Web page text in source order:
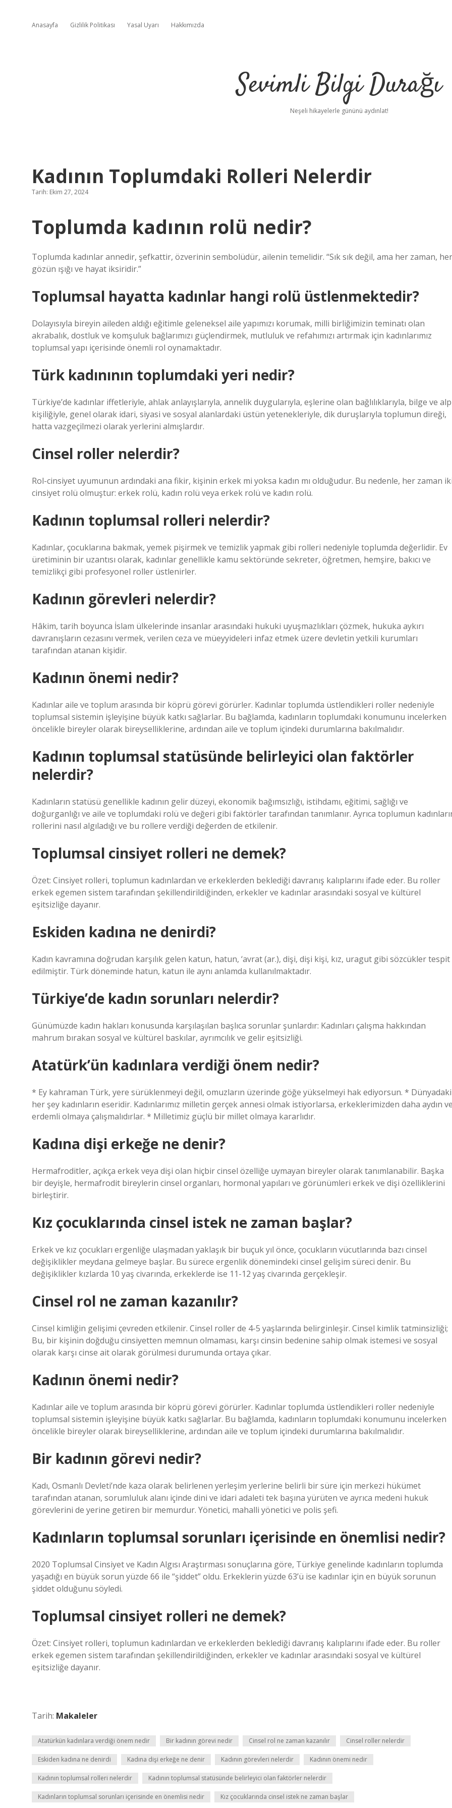
Anasayfa Gizlilik Politikası Yasal Uyarı Hakkımızda
Sevimli Bilgi Durağı
Neşeli hikayelerle gününü aydınlat!
Kadının Toplumdaki Rolleri Nelerdir
Tarih: Ekim 27, 2024
Toplumda kadının rolü nedir?
Toplumda kadınlar annedir, şefkattir, özverinin sembolüdür, ailenin temelidir. “Sık sık değil, ama her zaman, her
gözün ışığı ve hayat iksiridir.”
Toplumsal hayatta kadınlar hangi rolü üstlenmektedir?
Dolayısıyla bireyin aileden aldığı eğitimle geleneksel aile yapımızı korumak, milli birliğimizin teminatı olan
akrabalık, dostluk ve komşuluk bağlarımızı güçlendirmek, mutluluk ve refahımızı artırmak için kadınlarımız
toplumsal yapı içerisinde önemli rol oynamaktadır.
Türk kadınının toplumdaki yeri nedir?
Türkiye’de kadınlar iffetleriyle, ahlak anlayışlarıyla, annelik duygularıyla, eşlerine olan bağlılıklarıyla, bilge ve alp
kişiliğiyle, genel olarak idari, siyasi ve sosyal alanlardaki üstün yetenekleriyle, dik duruşlarıyla toplumun direği,
hatta vazgeçilmezi olarak yerlerini almışlardır.
Cinsel roller nelerdir?
Rol-cinsiyet uyumunun ardındaki ana fikir, kişinin erkek mi yoksa kadın mı olduğudur. Bu nedenle, her zaman
cinsiyet rolü olmuştur: erkek rolü, kadın rolü veya erkek rolü ve kadın rolü.
Kadının toplumsal rolleri nelerdir?
Kadınlar, çocuklarına bakmak, yemek pişirmek ve temizlik yapmak gibi rolleri nedeniyle toplumda değerlidir. Ev
üretiminin bir uzantısı olarak, kadınlar genellikle kamu sektöründe sekreter, öğretmen, hemşire, bakıcı ve
temizlikçi gibi profesyonel roller üstlenirler.
Kadının görevleri nelerdir?
Hâkim, tarih boyunca İslam ülkelerinde insanlar arasındaki hukuki uyuşmazlıkları çözmek, hukuka aykırı
davranışların cezasını vermek, verilen ceza ve müeyyideleri infaz etmek üzere devletin yetkili kurumları
tarafından atanan kişidir.
Kadının önemi nedir?
Kadınlar aile ve toplum arasında bir köprü görevi görürler. Kadınlar toplumda üstlendikleri roller nedeniyle
toplumsal sistemin işleyişine büyük katkı sağlarlar. Bu bağlamda, kadınların toplumdaki konumunu incelerken
öncelikle bireyler olarak bireyselliklerine, ardından aile ve toplum içindeki durumlarına bakılmalıdır.
Kadının toplumsal statüsünde belirleyici olan faktörler
nelerdir?
Kadınların statüsü genellikle kadının gelir düzeyi, ekonomik bağımsızlığı, istihdamı, eğitimi, sağlığı ve
doğurganlığı ve aile ve toplumdaki rolü ve değeri gibi faktörler tarafından tanımlanır. Ayrıca toplumun
rollerini nasıl algıladığı ve bu rollere verdiği değerden de etkilenir.
Toplumsal cinsiyet rolleri ne demek?
Özet: Cinsiyet rolleri, toplumun kadınlardan ve erkeklerden beklediği davranış kalıplarını ifade eder. Bu roller
erkek egemen sistem tarafından şekillendirildiğinden, erkekler ve kadınlar arasındaki sosyal ve kültürel
eşitsizliğe dayanır.
Eskiden kadına ne denirdi?
Kadın kavramına doğrudan karşılık gelen katun, hatun, ‘avrat (ar.), dişi, dişi kişi, kız, uragut gibi sözcükler tespit
edilmiştir. Türk döneminde hatun, katun ile aynı anlamda kullanılmaktadır.
Türkiye’de kadın sorunları nelerdir?
Günümüzde kadın hakları konusunda karşılaşılan başlıca sorunlar şunlardır: Kadınları çalışma hakkından
mahrum bırakan sosyal ve kültürel baskılar, ayrımcılık ve gelir eşitsizliği.
Atatürk’ün kadınlara verdiği önem nedir?
* Ey kahraman Türk, yere sürüklenmeyi değil, omuzların üzerinde göğe yükselmeyi hak ediyorsun. * Dünyadaki
her şey kadınların eseridir. Kadınlarımız milletin gerçek annesi olmak istiyorlarsa, erkeklerimizden daha aydın
erdemli olmaya çalışmalıdırlar. * Milletimiz güçlü bir millet olmaya kararlıdır.
Kadına dişi erkeğe ne denir?
Hermafroditler, açıkça erkek veya dişi olan hiçbir cinsel özelliğe uymayan bireyler olarak tanımlanabilir. Başka
bir deyişle, hermafrodit bireylerin cinsel organları, hormonal yapıları ve görünümleri erkek ve dişi özelliklerini
birleştirir.
Kız çocuklarında cinsel istek ne zaman başlar?
Erkek ve kız çocukları ergenliğe ulaşmadan yaklaşık bir buçuk yıl önce, çocukların vücutlarında bazı cinsel
değişiklikler meydana gelmeye başlar. Bu sürece ergenlik dönemindeki cinsel gelişim süreci denir. Bu
değişiklikler kızlarda 10 yaş civarında, erkeklerde ise 11-12 yaş civarında gerçekleşir.
Cinsel rol ne zaman kazanılır?
Cinsel kimliğin gelişimi çevreden etkilenir. Cinsel roller de 4-5 yaşlarında belirginleşir. Cinsel kimlik tatminsizliği;
Bu, bir kişinin doğduğu cinsiyetten memnun olmaması, karşı cinsin bedenine sahip olmak istemesi ve sosyal
olarak karşı cinse ait olarak görülmesi durumunda ortaya çıkar.
Kadının önemi nedir?
Kadınlar aile ve toplum arasında bir köprü görevi görürler. Kadınlar toplumda üstlendikleri roller nedeniyle
toplumsal sistemin işleyişine büyük katkı sağlarlar. Bu bağlamda, kadınların toplumdaki konumunu incelerken
öncelikle bireyler olarak bireyselliklerine, ardından aile ve toplum içindeki durumlarına bakılmalıdır.
Bir kadının görevi nedir?
Kadı, Osmanlı Devleti’nde kaza olarak belirlenen yerleşim yerlerine belirli bir süre için merkezi hükümet
tarafından atanan, sorumluluk alanı içinde dini ve idari adaleti tek başına yürüten ve ayrıca medeni hukuk
görevlerini de yerine getiren bir memurdur. Yönetici, mahalli yönetici ve polis şefi.
Kadınların toplumsal sorunları içerisinde en önemlisi nedir?
2020 Toplumsal Cinsiyet ve Kadın Algısı Araştırması sonuçlarına göre, Türkiye genelinde kadınların toplumda
yaşadığı en büyük sorun yüzde 66 ile “şiddet” oldu. Erkeklerin yüzde 63’ü ise kadınlar için en büyük sorunun
şiddet olduğunu söyledi.
Toplumsal cinsiyet rolleri ne demek?
Özet: Cinsiyet rolleri, toplumun kadınlardan ve erkeklerden beklediği davranış kalıplarını ifade eder. Bu roller
erkek egemen sistem tarafından şekillendirildiğinden, erkekler ve kadınlar arasındaki sosyal ve kültürel
eşitsizliğe dayanır.
Tarih: Makaleler
Atatürkün kadınlara verdiği önem nedir Bir kadının görevi nedir Cinsel rol ne zaman kazanılır Cinsel roller nelerdir
Eskiden kadına ne denirdi Kadına dişi erkeğe ne denir Kadının görevleri nelerdir Kadının önemi nedir
Kadının toplumsal rolleri nelerdir Kadının toplumsal statüsünde belirleyici olan faktörler nelerdir
Kadınların toplumsal sorunları içerisinde en önemlisi nedir Kız çocuklarında cinsel istek ne zaman başlar